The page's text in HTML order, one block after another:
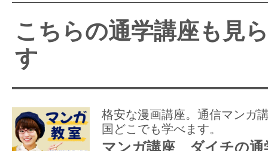
こちらの通学講座も見
す
格安な漫画講座。通信マンガ
国どこでも学べます。
マンガ講座 ダイチの通